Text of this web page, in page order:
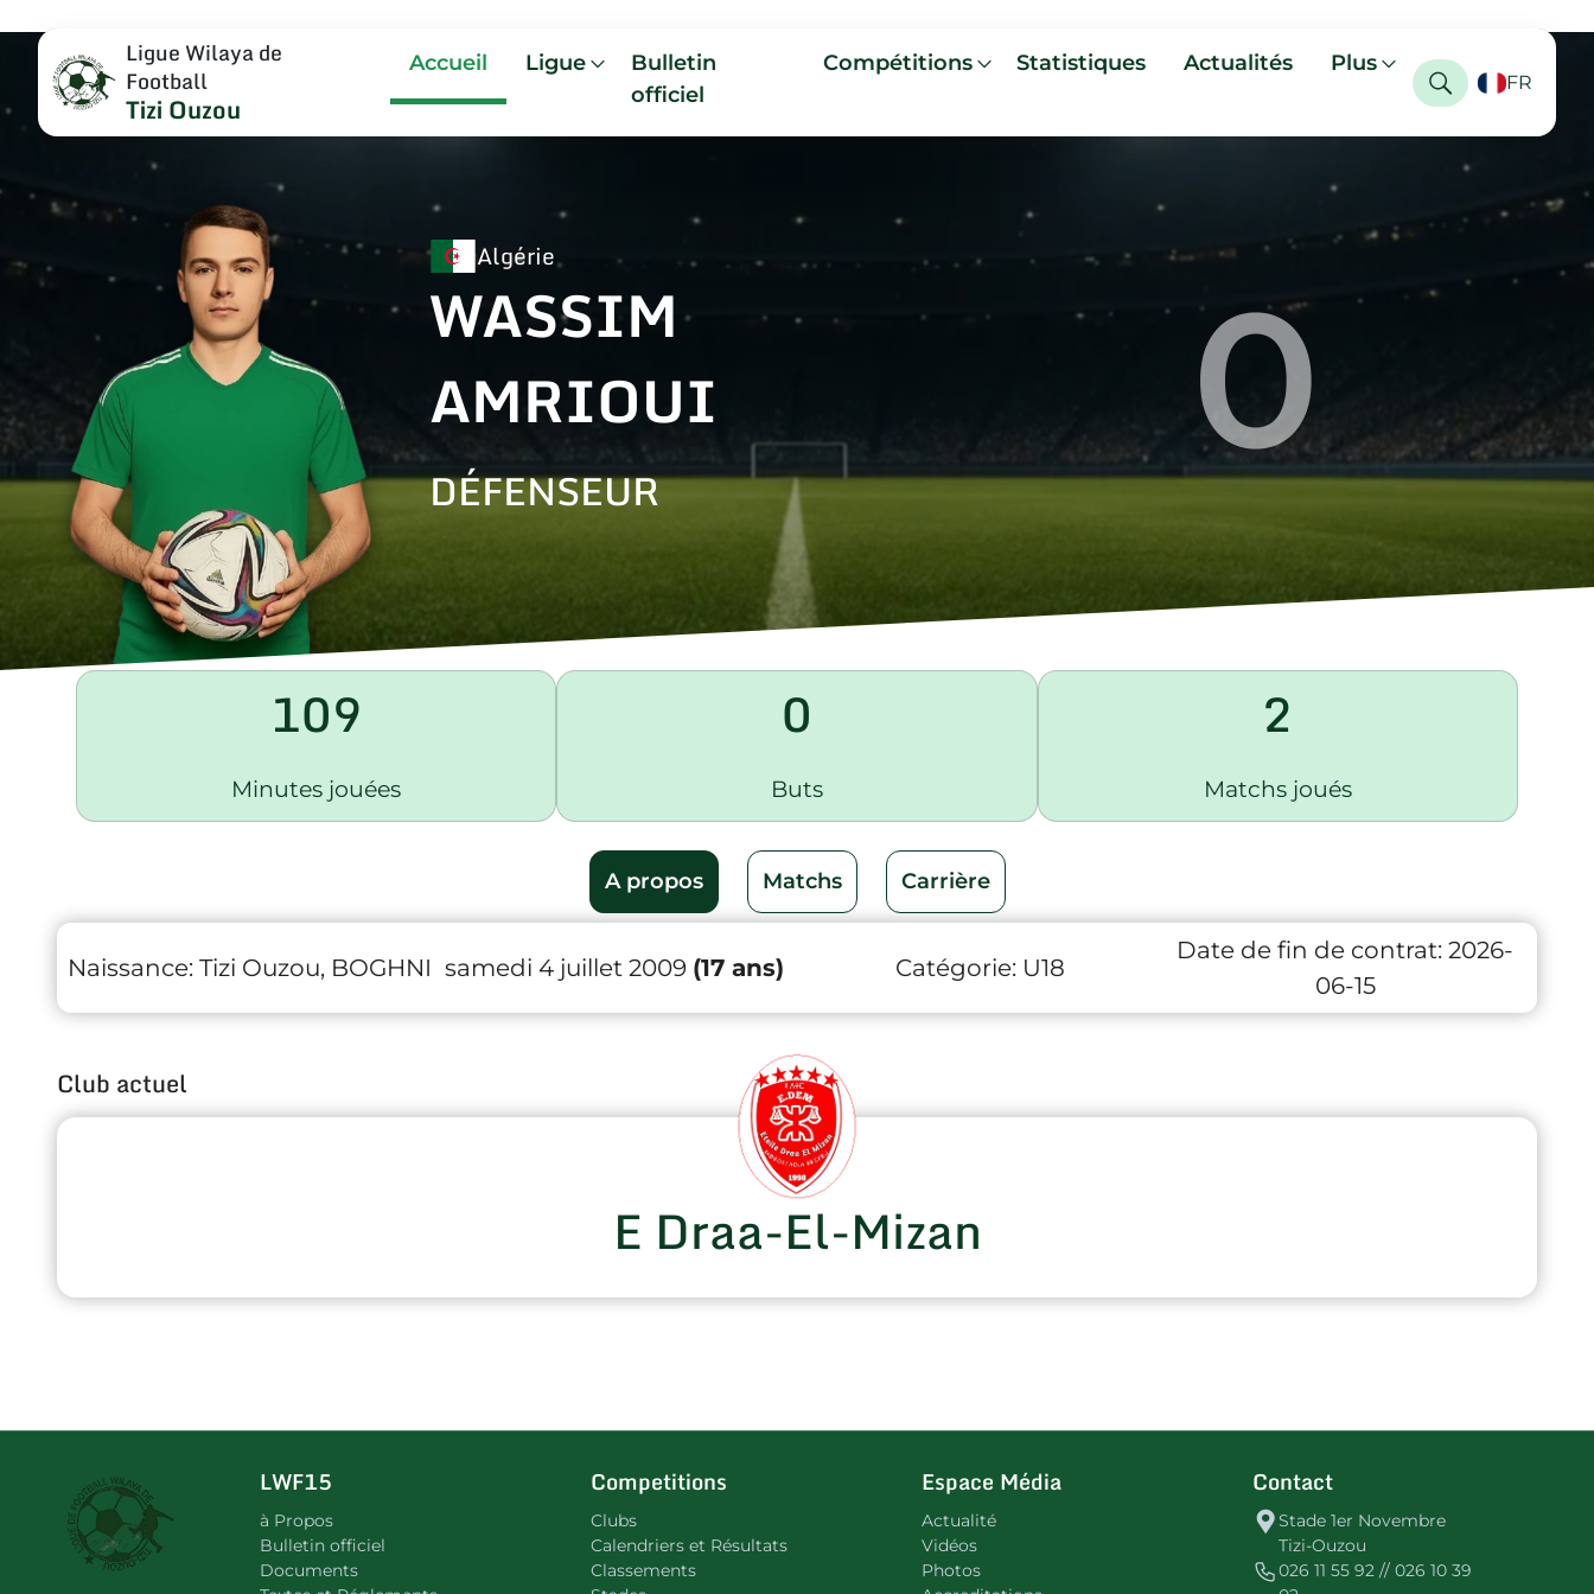
Ligue Wilaya de
Football
Tizi Ouzou
Accueil Ligue
Bulletin
officiel
Compétitions Statistiques Actualités Plus
FR
Algérie
WASSIM
AMRIOUI
DÉFENSEUR 0
109
Minutes jouées
0
Buts
2
Matchs joués
A propos Matchs Carrière
Naissance: Tizi Ouzou, BOGHNI samedi 4 juillet 2009 (17 ans) Catégorie: U18
Date de fin de contrat: 2026-
06-15
Club actuel
E Draa-El-Mizan
LWF15
à Propos
Bulletin officiel
Documents
Competitions
Clubs
Calendriers et Résultats
Classements
Espace Média
Actualité
Vidéos
Photos
Contact
Stade 1er Novembre
Tizi-Ouzou
026 11 55 92 // 026 10 39